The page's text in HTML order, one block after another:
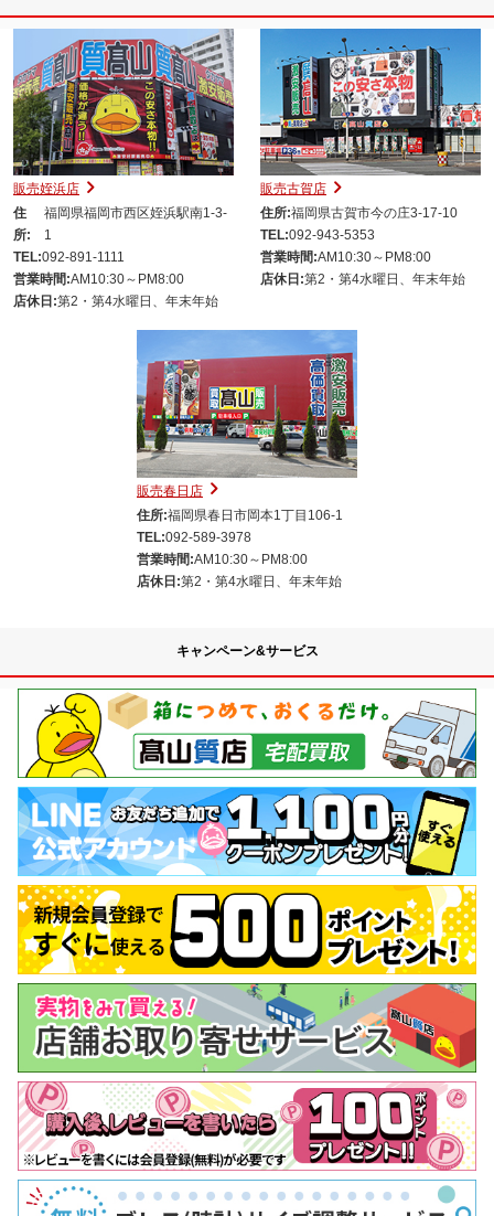
販売姪浜店
住
所:
福岡県福岡市西区姪浜駅南1-3-
1
TEL:092-891-1111
営業時間:AM10:30～PM8:00
店休日:第2・第4水曜日、年末年始
販売古賀店
住所:福岡県古賀市今の庄3-17-10
TEL:092-943-5353
営業時間:AM10:30～PM8:00
店休日:第2・第4水曜日、年末年始
販売春日店
住所:福岡県春日市岡本1丁目106-1
TEL:092-589-3978
営業時間:AM10:30～PM8:00
店休日:第2・第4水曜日、年末年始
キャンペーン&サービス